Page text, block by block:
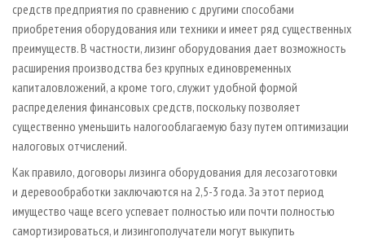
средств предприятия по сравнению с другими способами
приобретения оборудования или техники и имеет ряд существенных
преимуществ. В частности, лизинг оборудования дает возможность
расширения производства без крупных единовременных
капиталовложений, а кроме того, служит удобной формой
распределения финансовых средств, поскольку позволяет
существенно уменьшить налогооблагаемую базу путем оптимизации
налоговых отчислений.
Как правило, договоры лизинга оборудования для лесозаготовки
и деревообработки заключаются на 2,5-3 года. За этот период
имущество чаще всего успевает полностью или почти полностью
самортизироваться, и лизингополучатели могут выкупить